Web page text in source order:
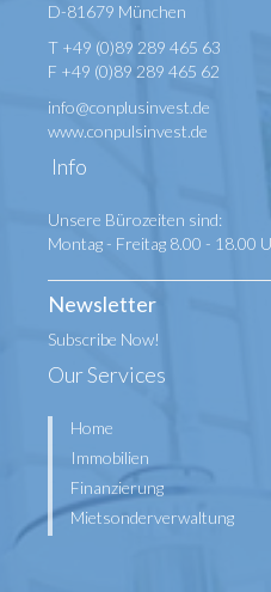
D-81679 München
T +49 (0)89 289 465 63
F +49 (0)89 289 465 62
info@conplusinvest.de
www.conpulsinvest.de
Info
Unsere Bürozeiten sind:
Montag - Freitag 8.00 - 18.00
Newsletter
Subscribe Now!
Our Services
Home
Immobilien
Finanzierung
Mietsonderverwaltung